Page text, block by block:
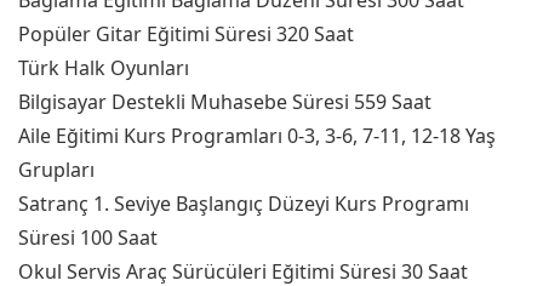
Popüler Gitar Eğitimi Süresi 320 Saat
Türk Halk Oyunları
Bilgisayar Destekli Muhasebe Süresi 559 Saat
Aile Eğitimi Kurs Programları 0-3, 3-6, 7-11, 12-18 Yaş
Grupları
Satranç 1. Seviye Başlangıç Düzeyi Kurs Programı
Süresi 100 Saat
Okul Servis Araç Sürücüleri Eğitimi Süresi 30 Saat